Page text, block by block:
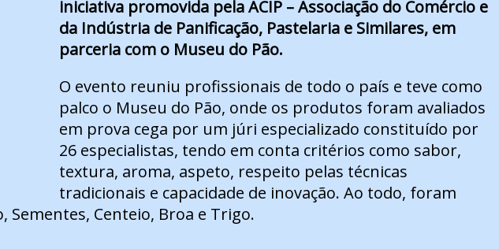
iniciativa promovida pela ACIP – Associação do Comércio e
da Indústria de Panificação, Pastelaria e Similares, em
parceria com o Museu do Pão.
O evento reuniu profissionais de todo o país e teve como
palco o Museu do Pão, onde os produtos foram avaliados
em prova cega por um júri especializado constituído por
26 especialistas, tendo em conta critérios como sabor,
textura, aroma, aspeto, respeito pelas técnicas
tradicionais e capacidade de inovação. Ao todo, foram
Centeio, Broa e Trigo.